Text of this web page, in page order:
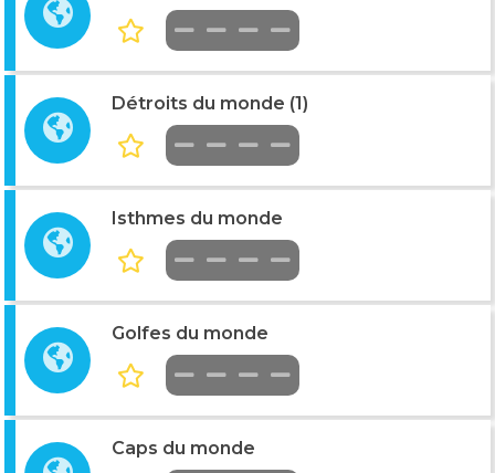
Détroits du monde (1)
Isthmes du monde
Golfes du monde
Caps du monde